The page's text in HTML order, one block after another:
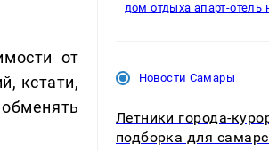
от
кстати,
дом отдыха апарт-отель
Новости Самары
Летники города-
подборка для